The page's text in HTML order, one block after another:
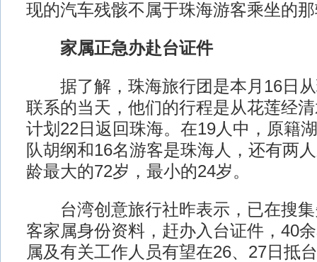
现的汽车残骸不属于珠海游客乘坐的
家属正急办赴台证件
据了解，珠海旅行团是本月16日从
联系的当天，他们的行程是从花莲经
计划22日返回珠海。在19人中，原籍
队胡纲和16名游客是珠海人，还有两
龄最大的72岁，最小的24岁。
台湾创意旅行社昨表示，已在搜集
客家属身份资料，赶办入台证件，40
属及有关工作人员有望在26、27日抵